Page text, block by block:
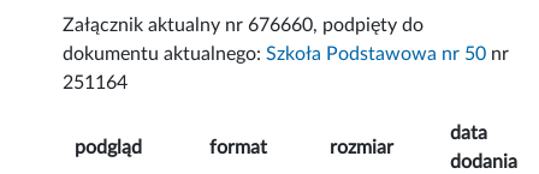
Załącznik aktualny nr 676660, podpięty do
dokumentu aktualnego:Szkoła Podstawowa nr 50 nr
251164
podgląd format rozmiar
data
dodania